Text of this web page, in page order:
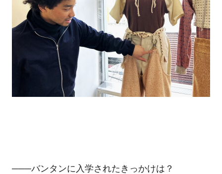
───バンタンに入学されたきっかけは？